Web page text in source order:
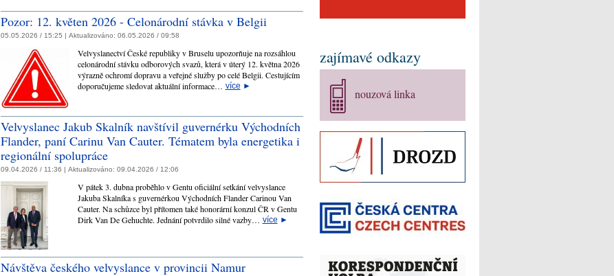
Pozor: 12. květen 2026 - Celonárodní stávka v Belgii
05.05.2026 / 15:25 | Aktualizováno: 06.05.2026 / 09:58
Velvyslanectví České republiky v Bruselu upozorňuje na rozsáhlou
celonárodní stávku odborových svazů, která v úterý 12. května 2026
výrazně ochromí dopravu a veřejné služby po celé Belgii. Cestujícím
doporučujeme sledovat aktuální informace… více ►
Velvyslanec Jakub Skalník navštívil guvernérku Východních
Flander, paní Carinu Van Cauter. Tématem byla energetika i
regionální spolupráce
09.04.2026 / 11:36 | Aktualizováno: 09.04.2026 / 12:06
V pátek 3. dubna proběhlo v Gentu oficiální setkání velvyslance
Jakuba Skalníka s guvernérkou Východních Flander Carinou Van
Cauter. Na schůzce byl přítomen také honorární konzul ČR v Gentu
Dirk Van De Gehuchte. Jednání potvrdilo silné vazby… více ►
Návštěva českého velvyslance v provincii Namur
zajímavé odkazy
nouzová linka